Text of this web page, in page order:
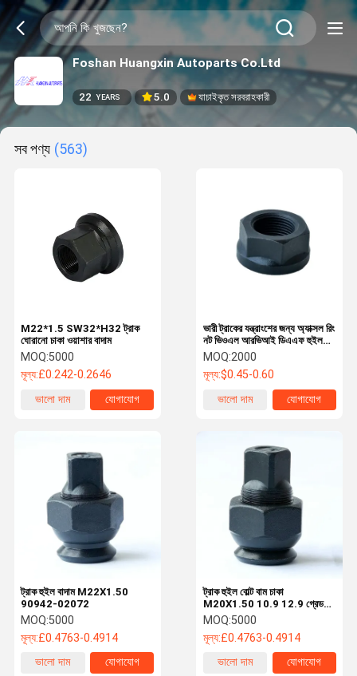
Foshan Huangxin Autoparts Co.Ltd
22 YEARS 5.0 যাচাইকৃত সরবরাহকারী
সব পণ্য (563)
M22*1.5 SW32*H32 ট্রাক
ঘোরানো চাকা ওয়াশার বাদাম
MOQ:5000
মূল্য:£0.242-0.2646
ভালো দাম
যোগাযোগ
ভারী ট্রাকের যন্ত্রাংশের জন্য অ্যাক্সল রিং
নট ভিওএল আরভিআই ডিএএফ হুইল
বোল্ট নট
MOQ:2000
মূল্য:$0.45-0.60
ভালো দাম
যোগাযোগ
ট্রাক হুইল বাদাম M22X1.50
90942-02072
MOQ:5000
মূল্য:£0.4763-0.4914
ভালো দাম
যোগাযোগ
ট্রাক হুইল বোল্ট বাম চাকা
M20X1.50 10.9 12.9 গ্রেড
নাট ট্রাক হুইল বোল্ট এবং নাট 90942-
02074 90942-02072 এর
জন্য
MOQ:5000
মূল্য:£0.4763-0.4914
ভালো দাম
যোগাযোগ